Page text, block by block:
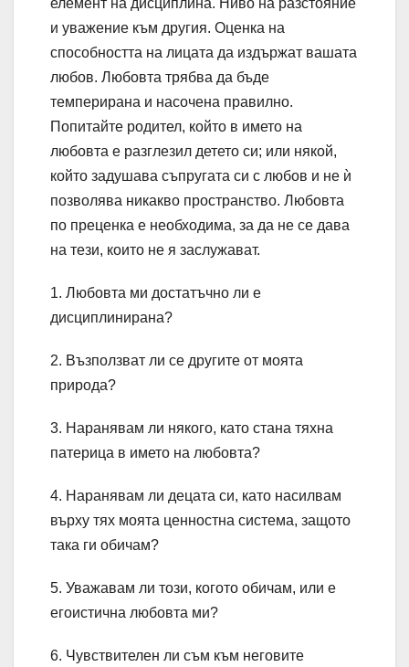
елемент на дисциплина. Ниво на разстояние
и уважение към другия. Оценка на
способността на лицата да издържат вашата
любов. Любовта трябва да бъде
темперирана и насочена правилно.
Попитайте родител, който в името на
любовта е разглезил детето си; или някой,
който задушава съпругата си с любов и не ѝ
позволява никакво пространство. Любовта
по преценка е необходима, за да не се дава
на тези, които не я заслужават.
1. Любовта ми достатъчно ли е
дисциплинирана?
2. Възползват ли се другите от моята
природа?
3. Наранявам ли някого, като стана тяхна
патерица в името на любовта?
4. Наранявам ли децата си, като насилвам
върху тях моята ценностна система, защото
така ги обичам?
5. Уважавам ли този, когото обичам, или е
егоистична любовта ми?
6. Чувствителен ли съм към неговите